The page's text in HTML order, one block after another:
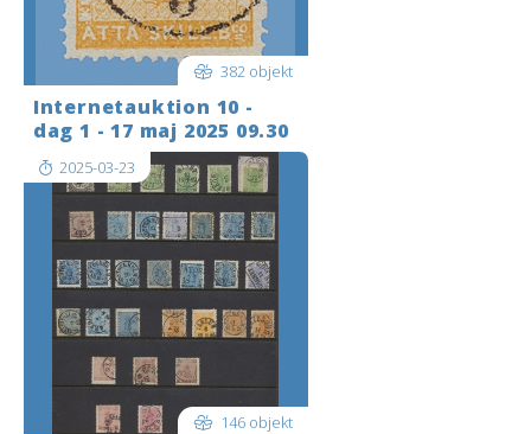
382 objekt
Internetauktion 10 -
dag 1 - 17 maj 2025 09.30
2025-03-23
146 objekt